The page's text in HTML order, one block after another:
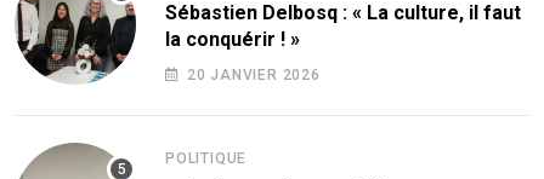
Sébastien Delbosq : « La culture, il faut
la conquérir ! »
20 JANVIER 2026
POLITIQUE